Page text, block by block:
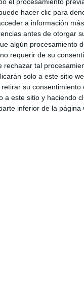
hacer clic para
a información
antes de otorgar
algún procesamiento
requerir de su
rechazar tal
solo a este sitio
su consentimiento
a este sitio y haciendo
inferior de la página
boards)
Scratch |
de